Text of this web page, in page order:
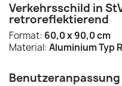
Verkehrsschild in
retroreflektierend
Format: 60,0 x 90,0 cm
Material: Aluminium Typ
Benutzeranpassung